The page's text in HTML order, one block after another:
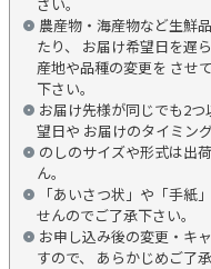
農産物・海産物など生鮮
たり、 お届け希望日を遅
産地や品種の変更を させ
下さい。
お届け先様が同じでも2
望日や お届けのタイミン
のしのサイズや形式は出
ん。
「あいさつ状」や「手紙
せんのでご了承下さい。
お申し込み後の変更・キ
すので、 あらかじめご了承